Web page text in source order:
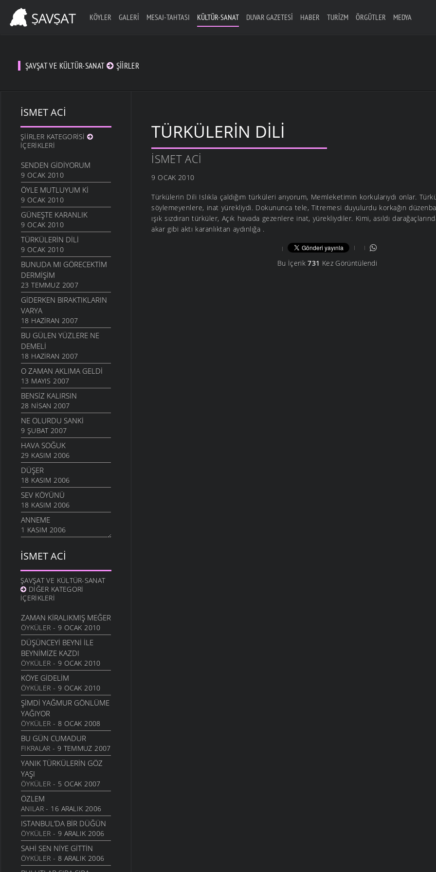
KÖYLER GALERI MESAJ-TAHTASI KÜLTÜR-SANAT DUVAR GAZETESI HABER TURIZM ÖRGÜTLER MEDYA
ŞAVŞAT VE KÜLTÜR-SANAT ŞIIRLER
İSMET ACI
ŞIIRLER KATEGORISI
İÇERIKLERI
SENDEN GIDIYORUM
9 OCAK 2010
ÖYLE MUTLUYUM KI
9 OCAK 2010
GÜNEŞTE KARANLIK
9 OCAK 2010
TÜRKÜLERIN DILI
9 OCAK 2010
BUNUDA MI GÖRECEKTIM
DERMIŞIM
23 TEMMUZ 2007
GIDERKEN BIRAKTIKLARIN
VARYA
18 HAZIRAN 2007
BU GÜLEN YÜZLERE NE
DEMELI
18 HAZIRAN 2007
O ZAMAN AKLIMA GELDI
13 MAYIS 2007
BENSIZ KALIRSIN
28 NISAN 2007
NE OLURDU SANKI
9 ŞUBAT 2007
HAVA SOĞUK
29 KASIM 2006
DÜŞER
18 KASIM 2006
SEV KÖYÜNÜ
18 KASIM 2006
ANNEME
1 KASIM 2006
1 KASIM 2006
MAHALLELI KIZ
28 EYLÜL 2006
ÇOCUKLAR AĞLADILAR
3 EYLÜL 2006
SEVEMEM
13 HAZIRAN 2006
DÖNELIM
13 HAZIRAN 2006
İKI ÇIPLAK
13 HAZIRAN 2006
ANLAYAMADIM
13 HAZIRAN 2006
TEZAT
13 HAZIRAN 2006
ÇEKERIZ
2 HAZIRAN 2006
GURBET
25 MAYIS 2006
YOKSULLUK
24 MAYIS 2006
MEMLEKET HASRETI
24 MAYIS 2006
UMUT TRENI
16 MAYIS 2006
GÖÇSEL SÖYLEŞI
İSMET ACI
ŞAVŞAT VE KÜLTÜR-SANAT
DIĞER KATEGORI
İÇERIKLERI
ZAMAN KIRALIKMIŞ MEĞER
ÖYKÜLER - 9 OCAK 2010
DÜŞÜNCEYI BEYNI İLE
BEYNIMIZE KAZDI
ÖYKÜLER - 9 OCAK 2010
KÖYE GIDELIM
ÖYKÜLER - 9 OCAK 2010
ŞIMDI YAĞMUR GÖNLÜME
YAĞIYOR
ÖYKÜLER - 8 OCAK 2008
BU GÜN CUMADUR
FIKRALAR - 9 TEMMUZ 2007
YANIK TÜRKÜLERIN GÖZ
YAŞI
ÖYKÜLER - 5 OCAK 2007
ÖZLEM
ANILAR- 16 ARALIK 2006
ISTANBUL’DA BIR DÜĞÜN
ÖYKÜLER - 9 ARALIK 2006
SAHI SEN NIYE GITTIN
ÖYKÜLER - 8 ARALIK 2006
TÜRKÜLERIN DILI
İSMET ACI
9 OCAK 2010
Türkülerin Dili Islıkla çaldığım türküleri arıyorum, Memleketimin korkularıydı onlar.
söylemeyenlere, inat yürekliydi. Dokununca tele, Titremesi duyulurdu korkağın
ışık sızdıran türküler, Açık havada gezenlere inat, yürekliydiler. Kimi, asıldı
akar gibi aktı karanlıktan aydınlığa .
Bu İçerik731 Kez Görüntülendi